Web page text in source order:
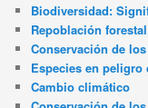
Biodiversidad:
Repoblación forestal
Conservación de
Especies en peligro
Cambio climático